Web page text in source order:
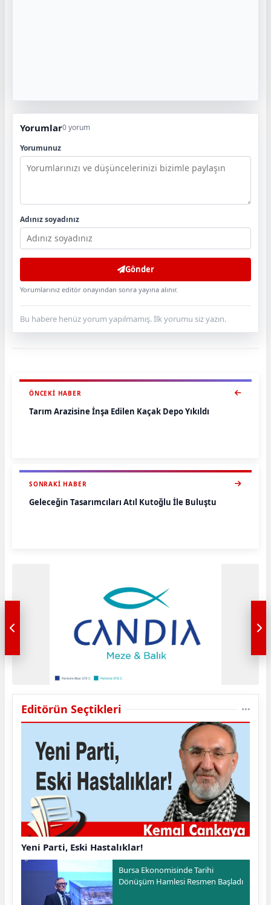
Yorumlar0 yorum
Yorumunuz
Adınız soyadınız
Gönder
Yorumlarınız editör onayından sonra yayına alınır.
Bu habere henüz yorum yapılmamış. İlk yorumu siz yazın.
ÖNCEKI HABER
Tarım Arazisine İnşa Edilen Kaçak Depo Yıkıldı
SONRAKI HABER
Geleceğin Tasarımcıları Atıl Kutoğlu İle Buluştu
Editörün Seçtikleri
Yeni Parti, Eski Hastalıklar!
Bursa Ekonomisinde Tarihi
Dönüşüm Hamlesi Resmen Başladı